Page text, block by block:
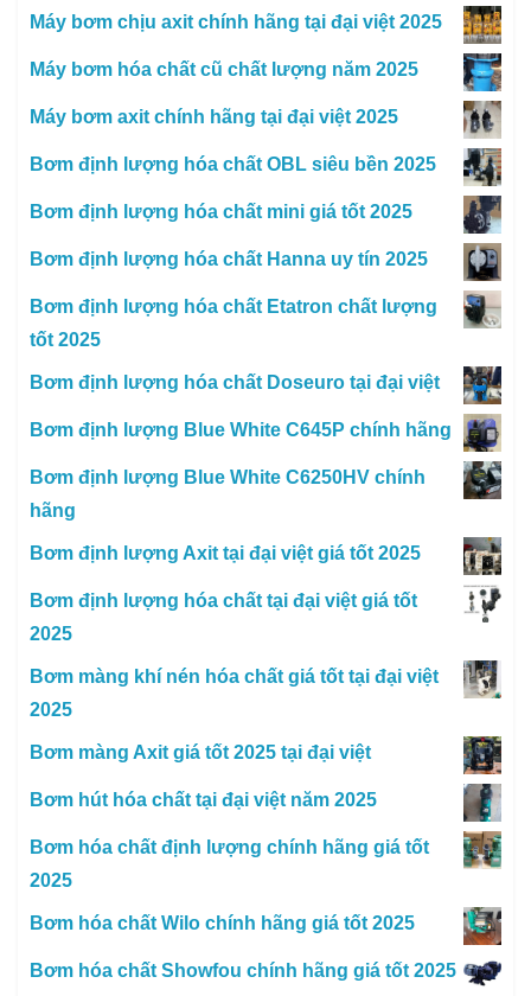
Máy bơm chịu axit chính hãng tại đại việt 2025
Máy bơm hóa chất cũ chất lượng năm 2025
Máy bơm axit chính hãng tại đại việt 2025
Bơm định lượng hóa chất OBL siêu bền 2025
Bơm định lượng hóa chất mini giá tốt 2025
Bơm định lượng hóa chất Hanna uy tín 2025
Bơm định lượng hóa chất Etatron chất lượng
tốt 2025
Bơm định lượng hóa chất Doseuro tại đại việt
Bơm định lượng Blue White C645P chính hãng
Bơm định lượng Blue White C6250HV chính
hãng
Bơm định lượng Axit tại đại việt giá tốt 2025
Bơm định lượng hóa chất tại đại việt giá tốt
2025
Bơm màng khí nén hóa chất giá tốt tại đại việt
2025
Bơm màng Axit giá tốt 2025 tại đại việt
Bơm hút hóa chất tại đại việt năm 2025
Bơm hóa chất định lượng chính hãng giá tốt
2025
Bơm hóa chất Wilo chính hãng giá tốt 2025
Bơm hóa chất Showfou chính hãng giá tốt 2025